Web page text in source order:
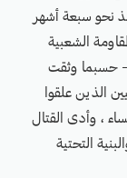
نحو سبعة أشهر
الشعبية
– حسبما وثقت
الذين علقوا
، وأدى القتال
التحتية